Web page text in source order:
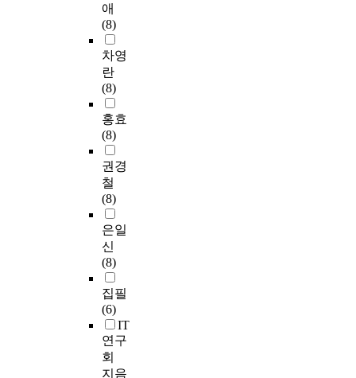
애
(8)
차영
란
(8)
홍효
(8)
권경
철
(8)
은일
신
(8)
집필
(6)
IT
연구
회
지음